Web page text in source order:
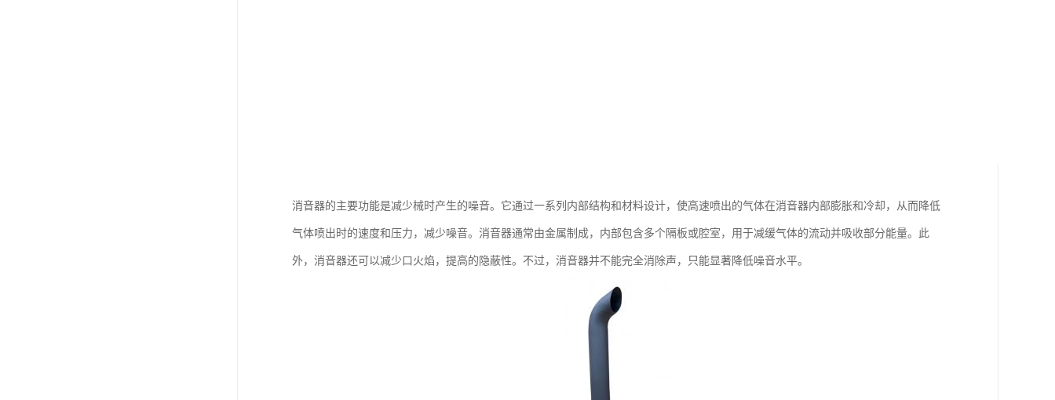
消音器的主要功能是减少械时产生的噪音。它通过一系列内部结构和材料设计，使高速喷出的气体在消音器内部膨胀和冷却，从而降低
气体喷出时的速度和压力，减少噪音。消音器通常由金属制成，内部包含多个隔板或腔室，用于减缓气体的流动并吸收部分能量。此
外，消音器还可以减少口火焰，提高的隐蔽性。不过，消音器并不能完全消除声，只能显著降低噪音水平。